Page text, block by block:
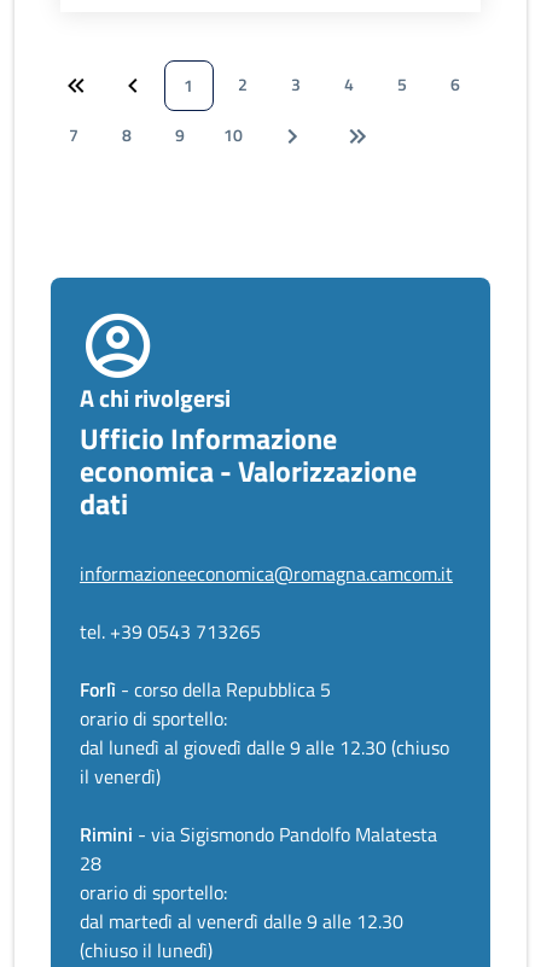
1 2 3 4 5
6
7
8 9 10
A chi rivolgersi
Ufficio Informazione
economica - Valorizzazione
dati
informazioneeconomica@romagna.camcom.it
tel. +39 0543 713265
Forlì - corso della Repubblica 5
orario di sportello:
dal lunedì al giovedì dalle 9 alle 12.30 (chiuso
il venerdì)
Rimini - via Sigismondo Pandolfo Malatesta
28
orario di sportello:
dal martedì al venerdì dalle 9 alle 12.30
(chiuso il lunedì)